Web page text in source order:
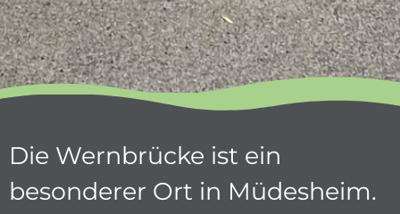
Die Wernbrücke ist ein
besonderer Ort in Müdesheim.